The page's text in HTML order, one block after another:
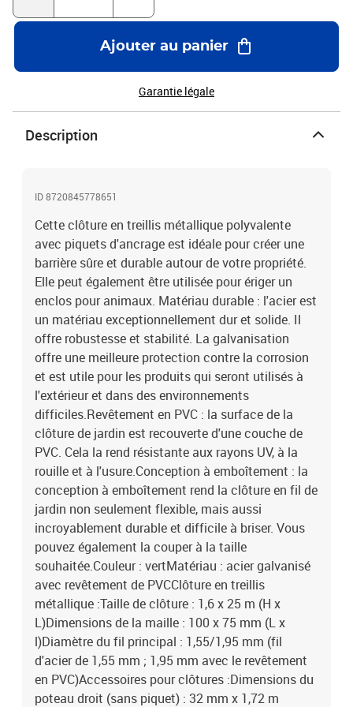
1,6 x 25 m (H x L)Dimensions de la maille : 100 x 75 mm (L x
l)Diamètre du fil principal : 1,55/1,95 mm (fil d'acier de 1,55 mm ;
1,95 mm avec le revêtement en PVC)Accessoires pour clôtures
:Dimensions du poteau droit (sans piquet) : 32 mm x 1,72 m
(Diamètre x H)Dimensions du poteau de soutien (sans piquet) : 32
droit avec capuchon et porte-fils2 x poteau de soutien2 x support
Ajouter au panier
Garantie légale
Description
ID 8720845778651
Cette clôture en treillis métallique polyvalente
avec piquets d'ancrage est idéale pour créer une
barrière sûre et durable autour de votre propriété.
Elle peut également être utilisée pour ériger un
enclos pour animaux. Matériau durable : l'acier est
un matériau exceptionnellement dur et solide. Il
offre robustesse et stabilité. La galvanisation
offre une meilleure protection contre la corrosion
et est utile pour les produits qui seront utilisés à
l'extérieur et dans des environnements
difficiles.Revêtement en PVC : la surface de la
clôture de jardin est recouverte d'une couche de
PVC. Cela la rend résistante aux rayons UV, à la
rouille et à l'usure.Conception à emboîtement : la
conception à emboîtement rend la clôture en fil de
jardin non seulement flexible, mais aussi
incroyablement durable et difficile à briser. Vous
pouvez également la couper à la taille
souhaitée.Couleur : vertMatériau : acier galvanisé
avec revêtement de PVCClôture en treillis
métallique :Taille de clôture : 1,6 x 25 m (H x
L)Dimensions de la maille : 100 x 75 mm (L x
l)Diamètre du fil principal : 1,55/1,95 mm (fil
d'acier de 1,55 mm ; 1,95 mm avec le revêtement
en PVC)Accessoires pour clôtures :Dimensions du
poteau droit (sans piquet) : 32 mm x 1,72 m